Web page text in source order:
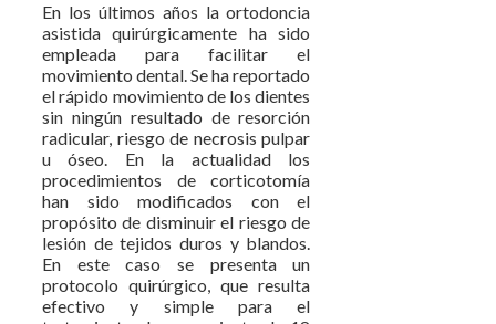
En los últimos años la ortodoncia
asistida quirúrgicamente ha sido
empleada para facilitar el
movimiento dental. Se ha reportado
el rápido movimiento de los dientes
sin ningún resultado de resorción
radicular, riesgo de necrosis pulpar
u óseo. En la actualidad los
procedimientos de corticotomía
han sido modificados con el
propósito de disminuir el riesgo de
lesión de tejidos duros y blandos.
En este caso se presenta un
protocolo quirúrgico, que resulta
efectivo y simple para el